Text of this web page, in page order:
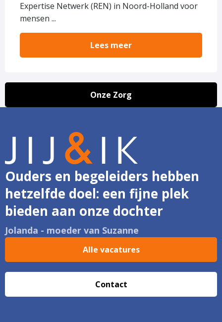
Expertise Netwerk (REN) in Noord-Holland voor
mensen ...
Lees meer
Onze Zorg
Ouders en begeleiders hebben
hetzelfde doel: een fijne plek
bieden aan onze dochter
Jolanda - moeder van Suzanne
Alle vacatures
Contact